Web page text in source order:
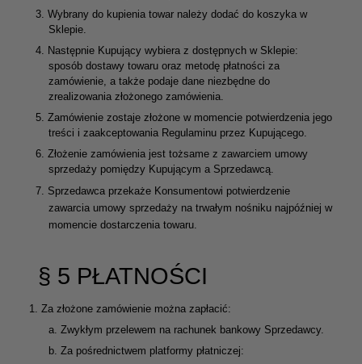
3. Wybrany do kupienia towar należy dodać do koszyka w
Sklepie.
4. Następnie Kupujący wybiera z dostępnych w Sklepie:
sposób dostawy towaru oraz metodę płatności za
zamówienie, a także podaje dane niezbędne do
zrealizowania złożonego zamówienia.
5. Zamówienie zostaje złożone w momencie potwierdzenia jego
treści i zaakceptowania Regulaminu przez Kupującego.
6. Złożenie zamówienia jest tożsame z zawarciem umowy
sprzedaży pomiędzy Kupującym a Sprzedawcą.
7. Sprzedawca przekaże Konsumentowi potwierdzenie
zawarcia umowy sprzedaży na trwałym nośniku najpóźniej w
momencie dostarczenia towaru.
§ 5 PŁATNOŚCI
1. Za złożone zamówienie można zapłacić:
a. Zwykłym przelewem na rachunek bankowy Sprzedawcy.
b. Za pośrednictwem platformy płatniczej: